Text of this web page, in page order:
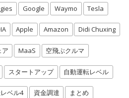
Google Waymo Tesla
Apple Amazon Didi Chuxing
ア MaaS 空飛ぶクルマ
スタートアップ 自動運転レベル
ベル4 資金調達 まとめ